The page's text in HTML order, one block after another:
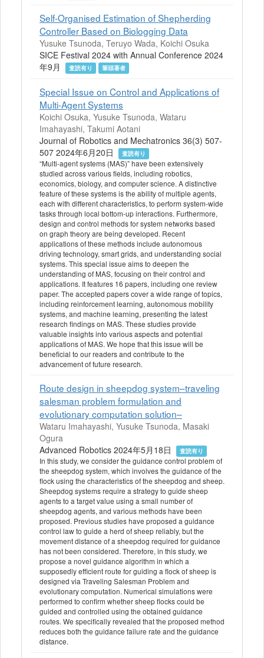
Self-Organised Estimation of Shepherding
Controller Based on Biologging Data
Yusuke Tsunoda, Teruyo Wada, Koichi Osuka
SICE Festival 2024 with Annual Conference 2024
年9月
査読有り 筆頭著者
Special Issue on Control and Applications of
Multi-Agent Systems
Koichi Osuka, Yusuke Tsunoda, Wataru
Imahayashi, Takumi Aotani
Journal of Robotics and Mechatronics 36(3) 507-
507 2024年6月20日
査読有り
“Multi-agent systems (MAS)” have been extensively
studied across various fields, including robotics,
economics, biology, and computer science. A distinctive
feature of these systems is the ability of multiple agents,
each with different characteristics, to perform system-wide
tasks through local bottom-up interactions. Furthermore,
design and control methods for system networks based
on graph theory are being developed. Recent
applications of these methods include autonomous
driving technology, smart grids, and understanding social
systems. This special issue aims to deepen the
understanding of MAS, focusing on their control and
applications. It features 16 papers, including one review
paper. The accepted papers cover a wide range of topics,
including reinforcement learning, autonomous mobility
systems, and machine learning, presenting the latest
research findings on MAS. These studies provide
valuable insights into various aspects and potential
applications of MAS. We hope that this issue will be
beneficial to our readers and contribute to the
advancement of future research.
Route design in sheepdog system–traveling
salesman problem formulation and
evolutionary computation solution–
Wataru Imahayashi, Yusuke Tsunoda, Masaki
Ogura
Advanced Robotics 2024年5月18日
査読有り
In this study, we consider the guidance control problem of
the sheepdog system, which involves the guidance of the
flock using the characteristics of the sheepdog and sheep.
Sheepdog systems require a strategy to guide sheep
agents to a target value using a small number of
sheepdog agents, and various methods have been
proposed. Previous studies have proposed a guidance
control law to guide a herd of sheep reliably, but the
movement distance of a sheepdog required for guidance
has not been considered. Therefore, in this study, we
propose a novel guidance algorithm in which a
supposedly efficient route for guiding a flock of sheep is
designed via Traveling Salesman Problem and
evolutionary computation. Numerical simulations were
performed to confirm whether sheep flocks could be
guided and controlled using the obtained guidance
routes. We specifically revealed that the proposed method
reduces both the guidance failure rate and the guidance
distance.